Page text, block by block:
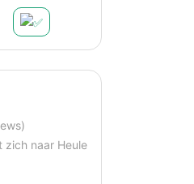
zich naar Heule